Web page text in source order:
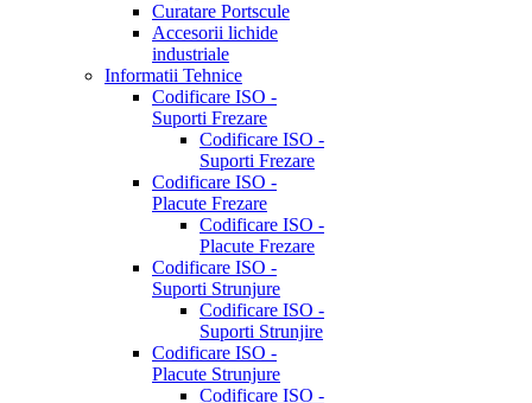
Curatare Portscule
Accesorii lichide
industriale
Informatii Tehnice
Codificare ISO -
Suporti Frezare
Codificare ISO -
Suporti Frezare
Codificare ISO -
Placute Frezare
Codificare ISO -
Placute Frezare
Codificare ISO -
Suporti Strunjure
Codificare ISO -
Suporti Strunjire
Codificare ISO -
Placute Strunjure
Codificare ISO -